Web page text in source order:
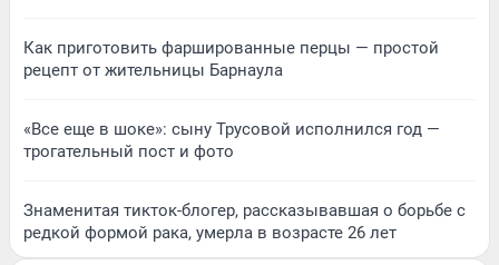
Как приготовить фаршированные перцы — простой
рецепт от жительницы Барнаула
«Все еще в шоке»: сыну Трусовой исполнился год —
трогательный пост и фото
Знаменитая тикток-блогер, рассказывавшая о борьбе с
редкой формой рака, умерла в возрасте 26 лет